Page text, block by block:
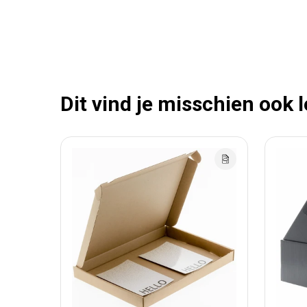
Dit vind je misschien ook